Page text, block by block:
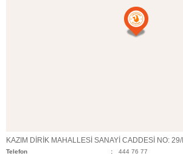
KAZIM DİRİK MAHALLESİ SANAYİ CADDESİ NO: 29/I
Telefon
444 76 77